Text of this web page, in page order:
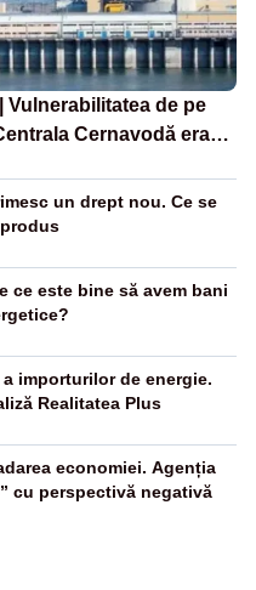
Vulnerabilitatea de pe
Cernavodă era
un drept nou. Ce se
ce este bine să avem bani
importurilor de energie.
Realitatea Plus
economiei. Agenția
cu perspectivă negativă